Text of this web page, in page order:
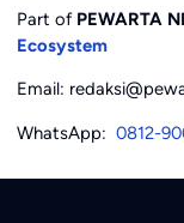
Part of PEWARTA
Ecosystem
Email:
WhatsApp: 0812-